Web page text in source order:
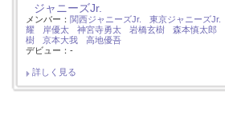
ジャニーズJr.
メンバー： 関西ジャニーズJr. 東京ジャニーズJr.
耀
岸優太 神宮寺勇太 岩橋玄樹 森本慎太郎
樹
京本大我
高地優吾
デビュー：-
詳しく見る